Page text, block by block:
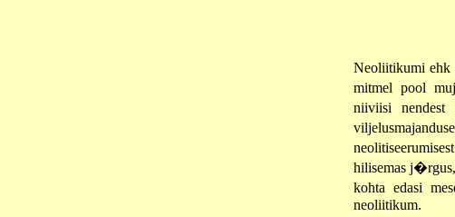
Neoliitikumi ehk
mitmel pool
niiviisi
hilisemas
kohta edasi
neoliitikum.